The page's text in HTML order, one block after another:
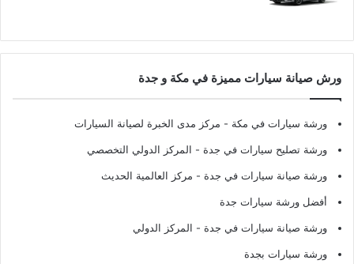
ورش صيانة سيارات مميزة في مكة و جدة
ورشة سيارات في مكة - مركز مدى الخبرة لصيانة السيارات
ورشة تصليح سيارات في جدة - المركز الدولي التخصصي
ورشة صيانة سيارات في جدة - مركز العالمية الحديث
أفضل ورشة سيارات جدة
ورشة صيانة سيارات في جدة - المركز الدولي
ورشة سيارات بجدة